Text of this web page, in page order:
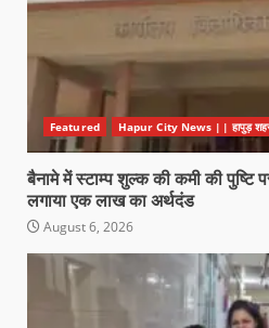
Featured Hapur City News || हापुड़
बैनामे में स्टाम्प शुल्क की कमी की
लगाया एक लाख का अर्थदंड
August 6, 2026